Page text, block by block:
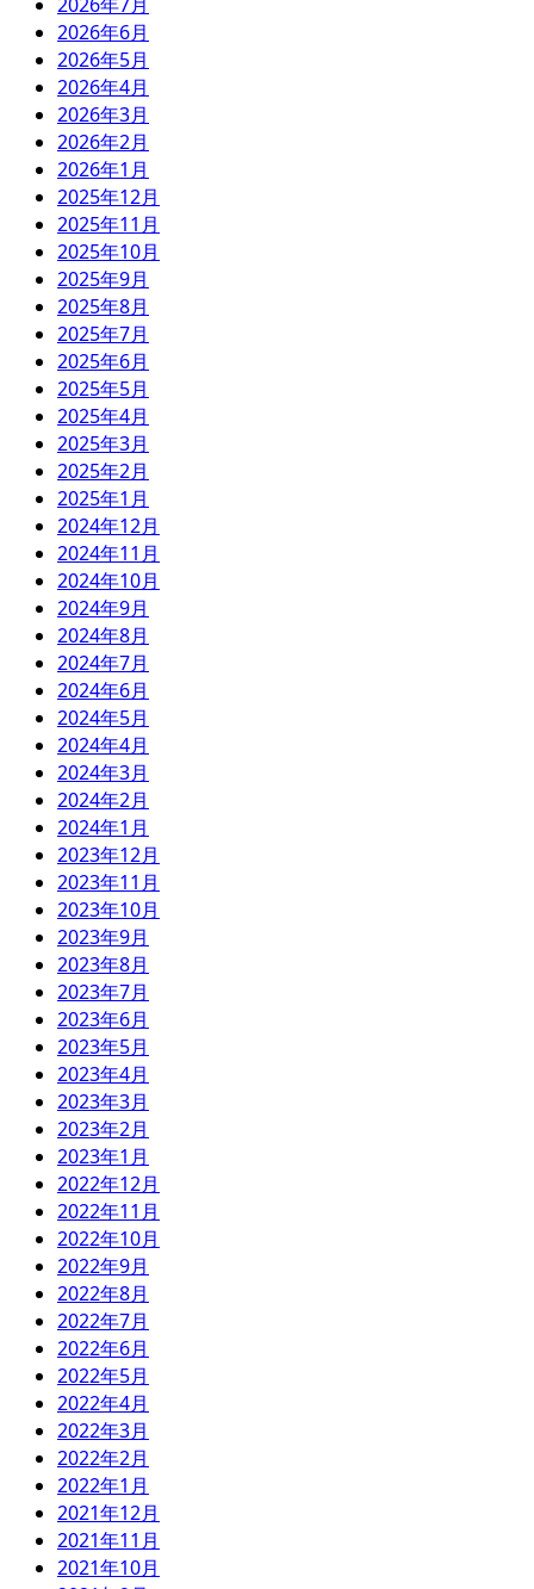
2026年6月
2026年5月
2026年4月
2026年3月
2026年2月
2026年1月
2025年12月
2025年11月
2025年10月
2025年9月
2025年8月
2025年7月
2025年6月
2025年5月
2025年4月
2025年3月
2025年2月
2025年1月
2024年12月
2024年11月
2024年10月
2024年9月
2024年8月
2024年7月
2024年6月
2024年5月
2024年4月
2024年3月
2024年2月
2024年1月
2023年12月
2023年11月
2023年10月
2023年9月
2023年8月
2023年7月
2023年6月
2023年5月
2023年4月
2023年3月
2023年2月
2023年1月
2022年12月
2022年11月
2022年10月
2022年9月
2022年8月
2022年7月
2022年6月
2022年5月
2022年4月
2022年3月
2022年2月
2022年1月
2021年12月
2021年11月
2021年10月